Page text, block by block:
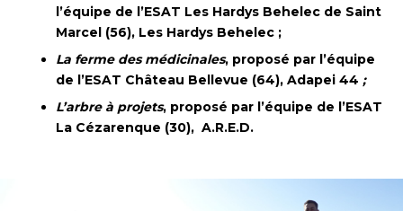
l’équipe de l’ESAT Les Hardys Behelec de Saint
Marcel (56), Les Hardys Behelec ;
La ferme des médicinales, proposé par l’équipe
de l’ESAT Château Bellevue (64), Adapei 44 ;
L’arbre à projets, proposé par l’équipe de l’ESAT
La Cézarenque (30), A.R.E.D.